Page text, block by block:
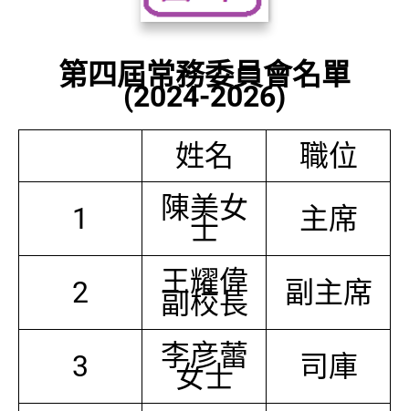
第四屆常務委員會名單
(2024-2026)
姓名
職位
1
陳美女
士 主席
2 王耀偉
副校長 副主席
3 李彦蕾
女士 司庫